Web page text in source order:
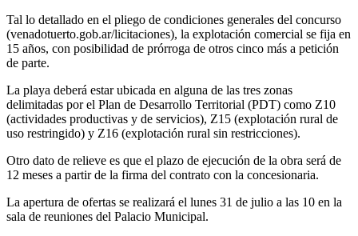
Tal lo detallado en el pliego de condiciones generales del concurso
(venadotuerto.gob.ar/licitaciones), la explotación comercial se fija en
15 años, con posibilidad de prórroga de otros cinco más a petición
de parte.
La playa deberá estar ubicada en alguna de las tres zonas
delimitadas por el Plan de Desarrollo Territorial (PDT) como Z10
(actividades productivas y de servicios), Z15 (explotación rural de
uso restringido) y Z16 (explotación rural sin restricciones).
Otro dato de relieve es que el plazo de ejecución de la obra será de
12 meses a partir de la firma del contrato con la concesionaria.
La apertura de ofertas se realizará el lunes 31 de julio a las 10 en la
sala de reuniones del Palacio Municipal.